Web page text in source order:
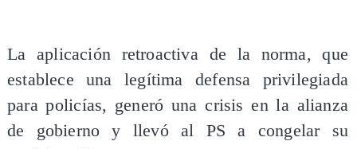
La aplicación retroactiva de la norma, que
establece una legítima defensa privilegiada
para policías, generó una crisis en la alianza
de gobierno y llevó al PS a congelar su